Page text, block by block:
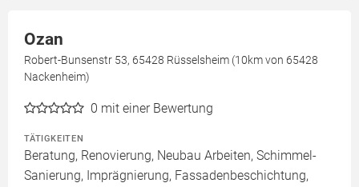
Ozan
Robert-Bunsenstr 53, 65428 Rüsselsheim (10km von 65428
Nackenheim)
0 mit einer Bewertung
TÄTIGKEITEN
Beratung, Renovierung, Neubau Arbeiten, Schimmel-
Sanierung, Imprägnierung, Fassadenbeschichtung,